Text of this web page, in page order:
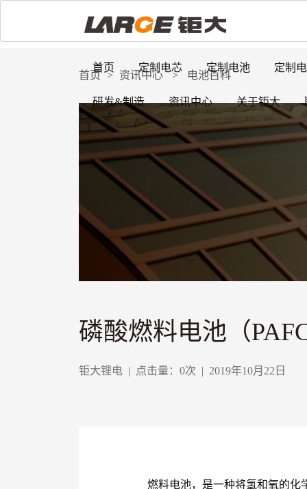
首页 定制电芯 定制电池 定制
研发&制造 资讯中心 关于钜大
首页 > 资讯中心 > 电池百科
磷酸燃料电池（
钜大锂电 | 点击量： 0次 | 2019年10月22日
燃料电池，是一种将氢和氧的化